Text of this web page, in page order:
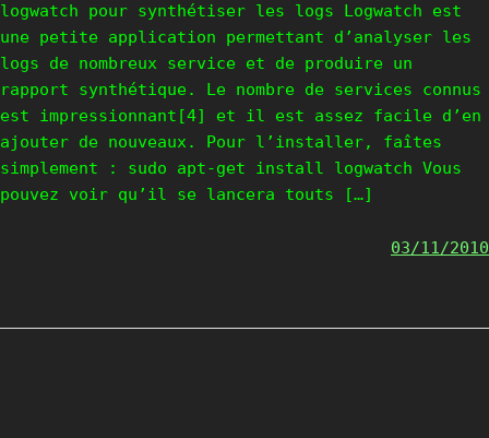
logwatch pour synthétiser les logs Logwatch est
une petite application permettant d’analyser les
logs de nombreux service et de produire un
rapport synthétique. Le nombre de services connus
est impressionnant[4] et il est assez facile d’en
ajouter de nouveaux. Pour l’installer, faîtes
simplement : sudo apt-get install logwatch Vous
pouvez voir qu’il se lancera touts […]
03/11/2010